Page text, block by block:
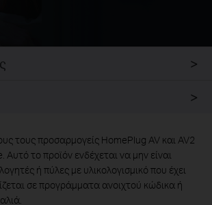
τους προσαρμογείς HomePlug AV και AV2
το προϊόν ενδέχεται να μην είναι
ή πύλες με υλικολογισμικό που έχει
σε προγράμματα ανοιχτού κώδικα ή